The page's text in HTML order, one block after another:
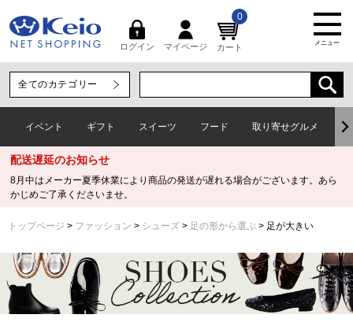
ログイン マイページ カート
0
メニュー
イベント ギフト スイーツ フード 取り寄せグルメ
配送遅延のお知らせ
8月中はメーカー夏季休業により商品の発送が遅れる場合がございます。あら
かじめご了承くださいませ。
トップページ ファッション シューズ 足の形から選ぶ 足が大きい